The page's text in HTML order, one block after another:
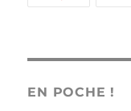
EN POCHE !